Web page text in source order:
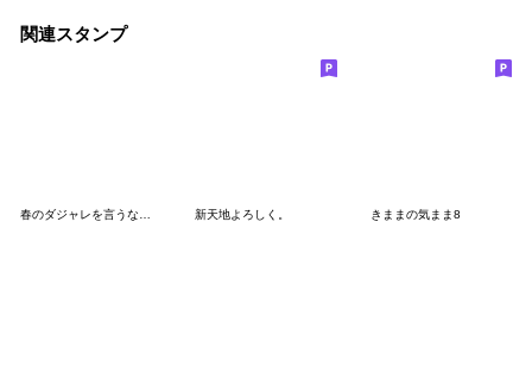
関連スタンプ
春のダジャレを言うなにものちゃん 新天地よろしく。 きままの気まま8